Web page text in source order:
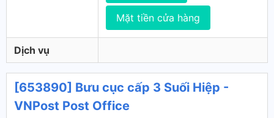
Mặt tiền cửa hàng
Dịch vụ
[653890] Bưu cục cấp 3 Suối Hiệp -
VNPost Post Office